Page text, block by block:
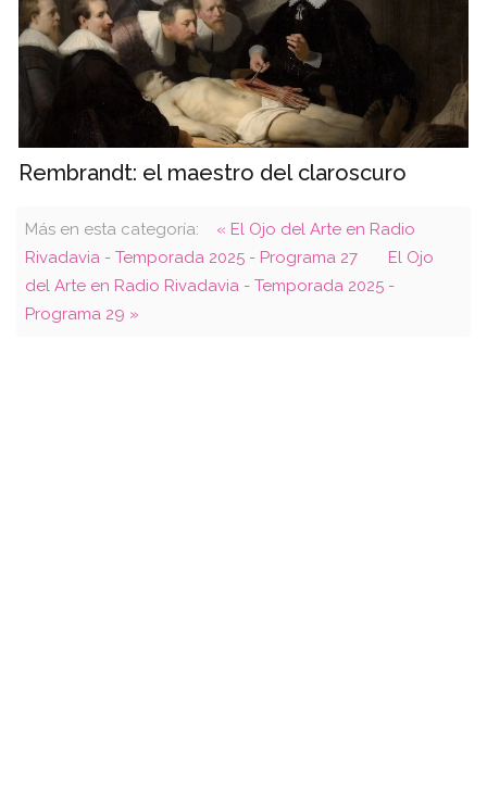
Rembrandt: el maestro del claroscuro
Más en esta categoría:
« El Ojo del Arte en Radio
Rivadavia - Temporada 2025 - Programa 27
El Ojo
del Arte en Radio Rivadavia - Temporada 2025 -
Programa 29 »